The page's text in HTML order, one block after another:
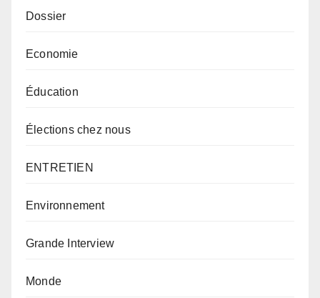
Dossier
Economie
Éducation
Élections chez nous
ENTRETIEN
Environnement
Grande Interview
Monde